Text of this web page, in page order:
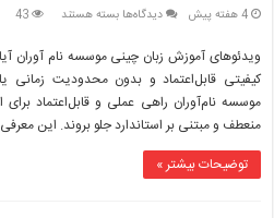
4 هفته پیش دیدگاه‌هابرای
آموزش
زبان
چینی
موسسه
نام
بسته هستند 43
ویدئوهای آموزش زبان چینی موسسه نام آوران
کیفیتی قابل‌اعتماد و بدون محدودیت زمانی
موسسه نام‌آوران راهی عملی و قابل‌اعتماد
منعطف و مبتنی بر استاندارد جلو بروند. این
توضیحات بیشتر »